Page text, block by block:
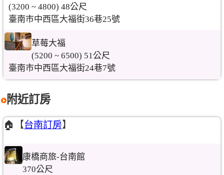
(3200 ~ 4800) 48公尺
臺南市中西區大福街36巷25號
草莓大福
(5200 ~ 6500) 51公尺
臺南市中西區大福街24巷7號
附近訂房
🏠【台南訂房】
康橋商旅-台南館
370公尺